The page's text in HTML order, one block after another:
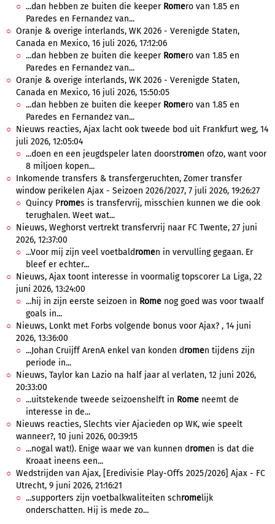
...dan hebben ze buiten die keeper Romero van 1.85 en
Paredes en Fernandez van...
Oranje & overige interlands, WK 2026 - Verenigde Staten,
Canada en Mexico, 16 juli 2026, 17:12:06
...dan hebben ze buiten die keeper Romero van 1.85 en
Paredes en Fernandez van...
Oranje & overige interlands, WK 2026 - Verenigde Staten,
Canada en Mexico, 16 juli 2026, 15:50:05
...dan hebben ze buiten die keeper Romero van 1.85 en
Paredes en Fernandez van...
Nieuws reacties, Ajax lacht ook tweede bod uit Frankfurt weg, 14
juli 2026, 12:05:04
...doen en een jeugdspeler laten doorstromen ofzo, want voor
8 miljoen kopen...
Inkomende transfers & transfergeruchten, Zomer transfer
window perikelen Ajax - Seizoen 2026/2027, 7 juli 2026, 19:26:27
Quincy Promes is transfervrij, misschien kunnen we die ook
terughalen. Weet wat...
Nieuws, Weghorst vertrekt transfervrij naar FC Twente, 27 juni
2026, 12:37:00
...Voor mij zijn veel voetbaldromen in vervulling gegaan. Er
bleef er echter...
Nieuws, Ajax toont interesse in voormalig topscorer La Liga, 22
juni 2026, 13:24:00
...hij in zijn eerste seizoen in Rome nog goed was voor twaalf
goals in...
Nieuws, Lonkt met Forbs volgende bonus voor Ajax? , 14 juni
2026, 13:36:00
...Johan Cruijff ArenA enkel van konden dromen tijdens zijn
periode in...
Nieuws, Taylor kan Lazio na half jaar al verlaten, 12 juni 2026,
20:33:00
...uitstekende tweede seizoenshelft in Rome neemt de
interesse in de...
Nieuws reacties, Slechts vier Ajacieden op WK, wie speelt
wanneer?, 10 juni 2026, 00:39:15
...nogal wat!). Enige waar we van kunnen dromen is dat die
Kroaat ineens een...
Wedstrijden van Ajax, [Eredivisie Play-Offs 2025/2026] Ajax - FC
Utrecht, 9 juni 2026, 21:16:21
...supporters zijn voetbalkwaliteiten schromelijk
onderschatten. Hij is mede zo...